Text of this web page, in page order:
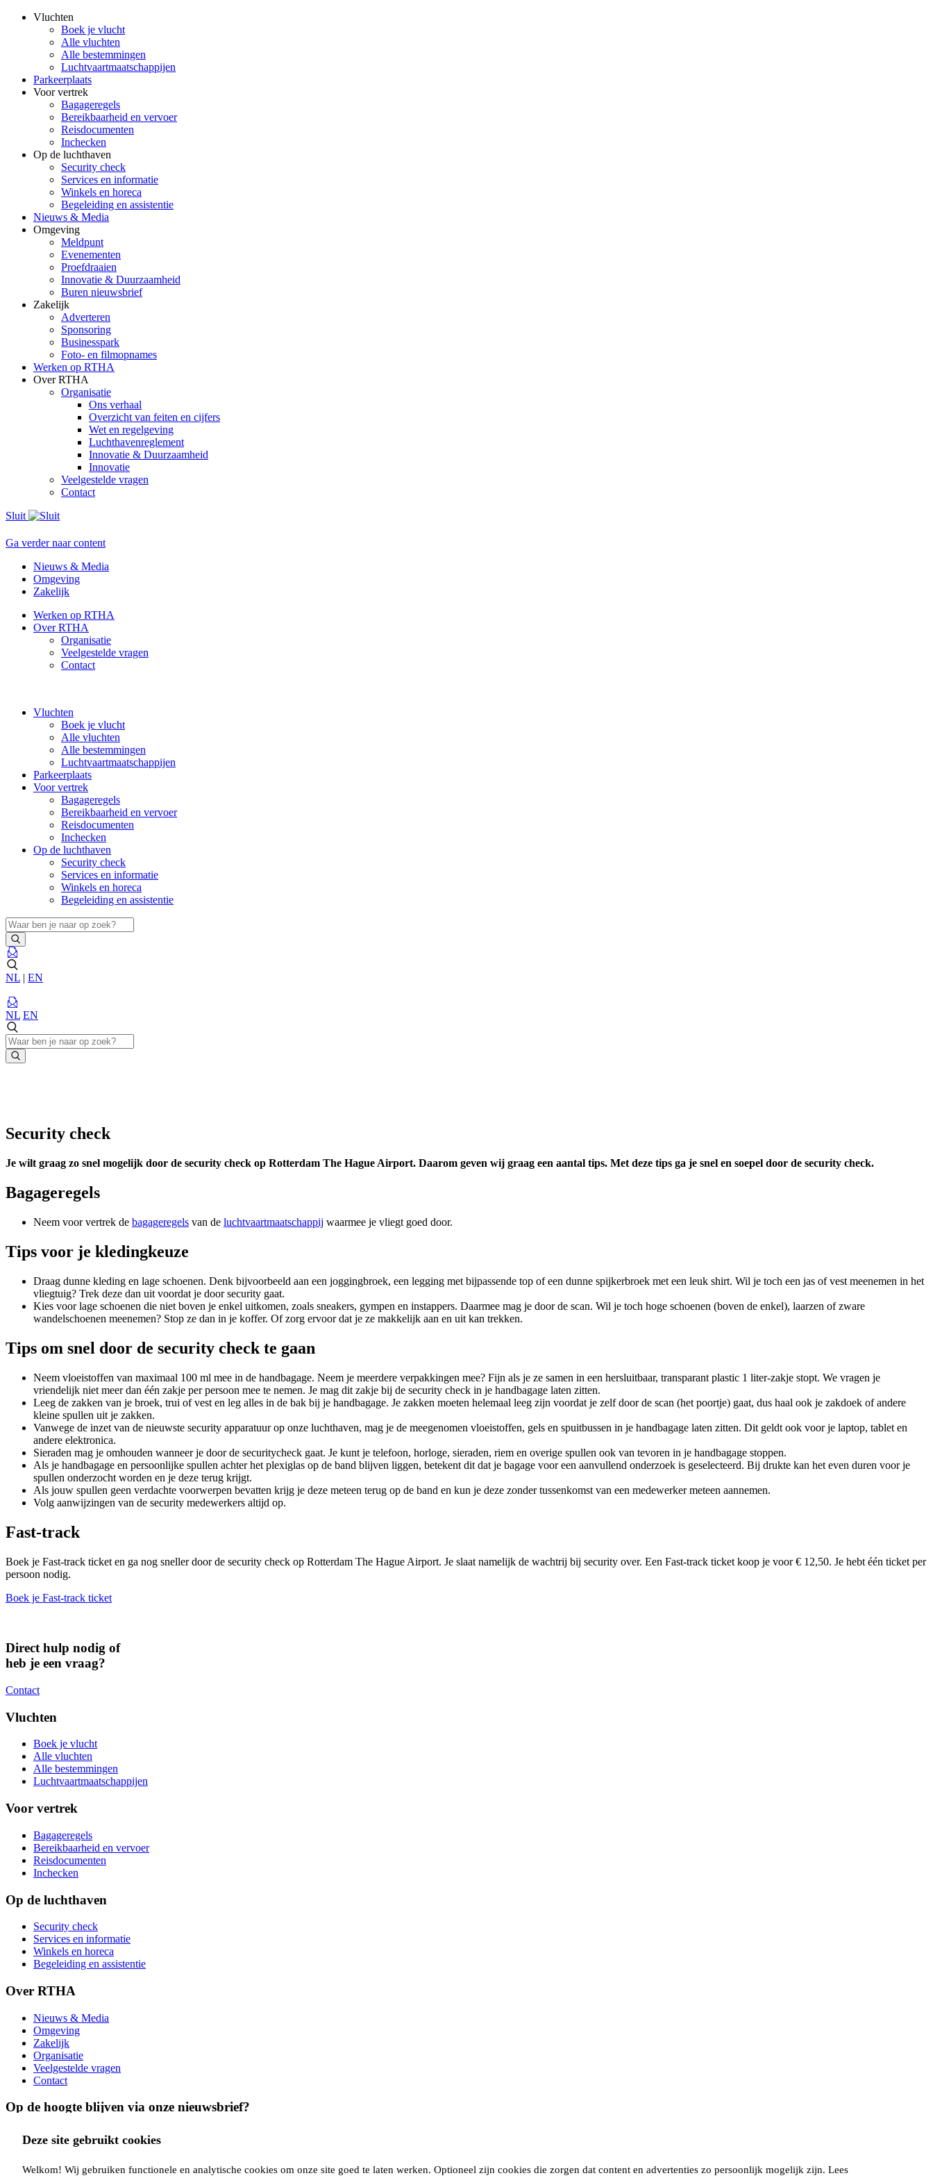
Deze site gebruikt cookies
Welkom! Wij gebruiken functionele en analytische cookies om onze site goed te laten werken. Optioneel zijn cookies die zorgen dat content en advertenties zo persoonlijk mogelijk zijn. Lees
Vluchten
Boek je vlucht
Alle vluchten
Alle bestemmingen
Luchtvaartmaatschappijen
Parkeerplaats
Voor vertrek
Bagageregels
Bereikbaarheid en vervoer
Reisdocumenten
Inchecken
Op de luchthaven
Security check
Services en informatie
Winkels en horeca
Begeleiding en assistentie
Nieuws & Media
Omgeving
Meldpunt
Evenementen
Proefdraaien
Innovatie & Duurzaamheid
Buren nieuwsbrief
Zakelijk
Adverteren
Sponsoring
Businesspark
Foto- en filmopnames
Werken op RTHA
Over RTHA
Organisatie
Ons verhaal
Overzicht van feiten en cijfers
Wet en regelgeving
Luchthavenreglement
Innovatie & Duurzaamheid
Innovatie
Veelgestelde vragen
Contact
Sluit
Ga verder naar content
Nieuws & Media
Omgeving
Zakelijk
Werken op RTHA
Over RTHA
Organisatie
Veelgestelde vragen
Contact
Vluchten
Boek je vlucht
Alle vluchten
Alle bestemmingen
Luchtvaartmaatschappijen
Parkeerplaats
Voor vertrek
Bagageregels
Bereikbaarheid en vervoer
Reisdocumenten
Inchecken
Op de luchthaven
Security check
Services en informatie
Winkels en horeca
Begeleiding en assistentie
NL | EN
NL EN
Security check
Je wilt graag zo snel mogelijk door de security check op Rotterdam The Hague Airport. Daarom geven wij graag een aantal tips. Met deze tips ga je snel en soepel door de security check.
Bagageregels
Neem voor vertrek de bagageregels van de luchtvaartmaatschappij waarmee je vliegt goed door.
Tips voor je kledingkeuze
Draag dunne kleding en lage schoenen. Denk bijvoorbeeld aan een joggingbroek, een legging met bijpassende top of een dunne spijkerbroek met een leuk shirt. Wil je toch een jas of vest meenemen in het
vliegtuig? Trek deze dan uit voordat je door security gaat.
Kies voor lage schoenen die niet boven je enkel uitkomen, zoals sneakers, gympen en instappers. Daarmee mag je door de scan. Wil je toch hoge schoenen (boven de enkel), laarzen of zware
wandelschoenen meenemen? Stop ze dan in je koffer. Of zorg ervoor dat je ze makkelijk aan en uit kan trekken.
Tips om snel door de security check te gaan
Neem vloeistoffen van maximaal 100 ml mee in de handbagage. Neem je meerdere verpakkingen mee? Fijn als je ze samen in een hersluitbaar, transparant plastic 1 liter-zakje stopt. We vragen je
vriendelijk niet meer dan één zakje per persoon mee te nemen. Je mag dit zakje bij de security check in je handbagage laten zitten.
Leeg de zakken van je broek, trui of vest en leg alles in de bak bij je handbagage. Je zakken moeten helemaal leeg zijn voordat je zelf door de scan (het poortje) gaat, dus haal ook je zakdoek of andere
kleine spullen uit je zakken.
Vanwege de inzet van de nieuwste security apparatuur op onze luchthaven, mag je de meegenomen vloeistoffen, gels en spuitbussen in je handbagage laten zitten. Dit geldt ook voor je laptop, tablet en
andere elektronica.
Sieraden mag je omhouden wanneer je door de securitycheck gaat. Je kunt je telefoon, horloge, sieraden, riem en overige spullen ook van tevoren in je handbagage stoppen.
Als je handbagage en persoonlijke spullen achter het plexiglas op de band blijven liggen, betekent dit dat je bagage voor een aanvullend onderzoek is geselecteerd. Bij drukte kan het even duren voor je
spullen onderzocht worden en je deze terug krijgt.
Als jouw spullen geen verdachte voorwerpen bevatten krijg je deze meteen terug op de band en kun je deze zonder tussenkomst van een medewerker meteen aannemen.
Volg aanwijzingen van de security medewerkers altijd op.
Fast-track
Boek je Fast-track ticket en ga nog sneller door de security check op Rotterdam The Hague Airport. Je slaat namelijk de wachtrij bij security over. Een Fast-track ticket koop je voor € 12,50. Je hebt één ticket per
persoon nodig.
Boek je Fast-track ticket
Direct hulp nodig of
heb je een vraag?
Contact
Vluchten
Boek je vlucht
Alle vluchten
Alle bestemmingen
Luchtvaartmaatschappijen
Voor vertrek
Bagageregels
Bereikbaarheid en vervoer
Reisdocumenten
Inchecken
Op de luchthaven
Security check
Services en informatie
Winkels en horeca
Begeleiding en assistentie
Over RTHA
Nieuws & Media
Omgeving
Zakelijk
Organisatie
Veelgestelde vragen
Contact
Op de hoogte blijven via onze nieuwsbrief?
Inschrijven
Copyright Rotterdam Airport B.V. 2026
Volg ons via: